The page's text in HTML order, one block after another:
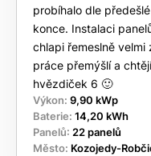
probíhalo dle
konce. Instalaci
chlapi řemeslně velmi
práce přemýšlí a
hvězdiček 6 🙂
Výkon: 9,90 kWp
Baterie: 14,20 kWh
Panelů: 22 panelů
Město: Kozojedy-